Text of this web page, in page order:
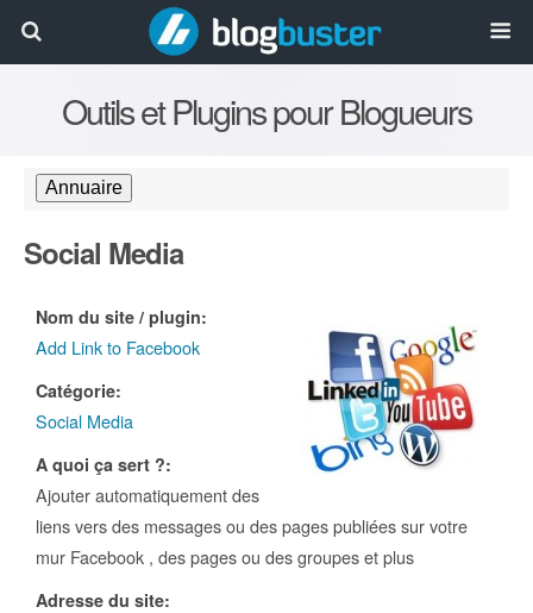
Outils et Plugins pour Blogueurs
Social Media
Nom du site / plugin:
Add Link to Facebook
Catégorie:
Social Media
A quoi ça sert ?:
Ajouter automatiquement des
liens vers des messages ou des pages publiées sur votre
mur Facebook , des pages ou des groupes et plus
Adresse du site: